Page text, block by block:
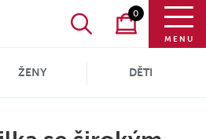
0
MENU
ŽENY DĚTI